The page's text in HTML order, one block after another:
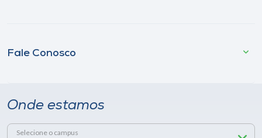
Fale Conosco
Onde estamos
Selecione o campus